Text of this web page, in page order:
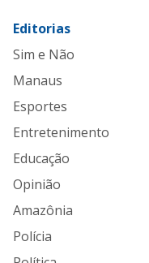
Editorias
Sim e Não
Manaus
Esportes
Entretenimento
Educação
Opinião
Amazônia
Polícia